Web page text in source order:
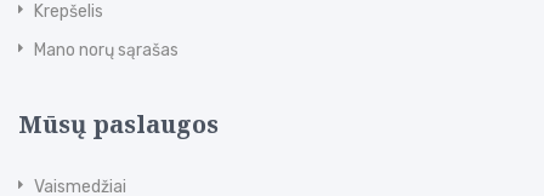
Krepšelis
Mano norų sąrašas
Mūsų paslaugos
Vaismedžiai